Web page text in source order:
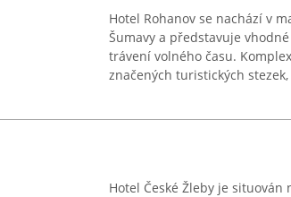
Hotel Rohanov se nachází v
Šumavy a představuje
trávení volného času.
značených turistických stezek,
Hotel České Žleby je situován